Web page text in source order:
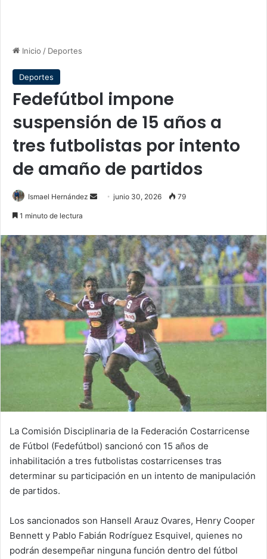
Inicio / Deportes
Deportes
Fedefútbol impone
suspensión de 15 años a
tres futbolistas por intento
de amaño de partidos
Ismael Hernández
Sendjunio 30, 2026 79
1 minuto de lectura
La Comisión Disciplinaria de la Federación Costarricense
de Fútbol (Fedefútbol) sancionó con 15 años de
inhabilitación a tres futbolistas costarricenses tras
determinar su participación en un intento de manipulación
de partidos.
Los sancionados son Hansell Arauz Ovares, Henry Cooper
Bennett y Pablo Fabián Rodríguez Esquivel, quienes no
podrán desempeñar ninguna función dentro del fútbol